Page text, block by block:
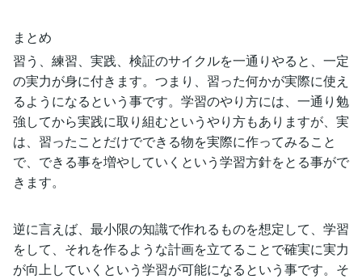
まとめ
習う、練習、実践、検証のサイクルを一通りやると、一定
の実力が身に付きます。つまり、習った何かが実際に使え
るようになるという事です。学習のやり方には、一通り勉
強してから実践に取り組むというやり方もありますが、実
は、習ったことだけでできる物を実際に作ってみること
で、できる事を増やしていくという学習方針をとる事がで
きます。
逆に言えば、最小限の知識で作れるものを想定して、学習
をして、それを作るような計画を立てることで確実に実力
が向上していくという学習が可能になるという事です。そ